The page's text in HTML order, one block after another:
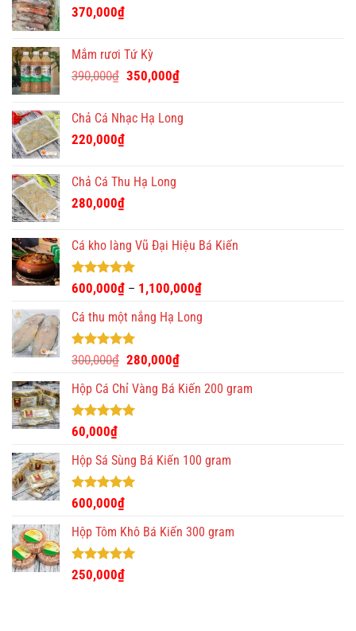
370,000₫
Mắm rươi Tứ Kỳ
390,000₫ Giá
390,000₫.
350,000₫Giá
là:
Chả Cá Nhạc Hạ Long
220,000₫
Chả Cá Thu Hạ Long
280,000₫
Cá kho làng Vũ Đại Hiệu Bá Kiến
Được xếp
hạng
4.93
5 sao
600,000₫ – 1,100,000₫
Cá thu một nắng Hạ Long
Được xếp
hạng
5.00
5 sao
300,000₫ Giá
là:
300,000₫.
280,000₫Giá
tại
Hộp Cá Chỉ Vàng Bá Kiến 200 gram
Được xếp
hạng
5.00
5 sao
60,000₫
Hộp Sá Sùng Bá Kiến 100 gram
Được xếp
hạng
5.00
5 sao
600,000₫
Hộp Tôm Khô Bá Kiến 300 gram
Được xếp
hạng
5.00
250,000₫